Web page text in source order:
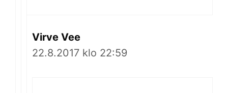
Virve Vee
22.8.2017 klo 22:59